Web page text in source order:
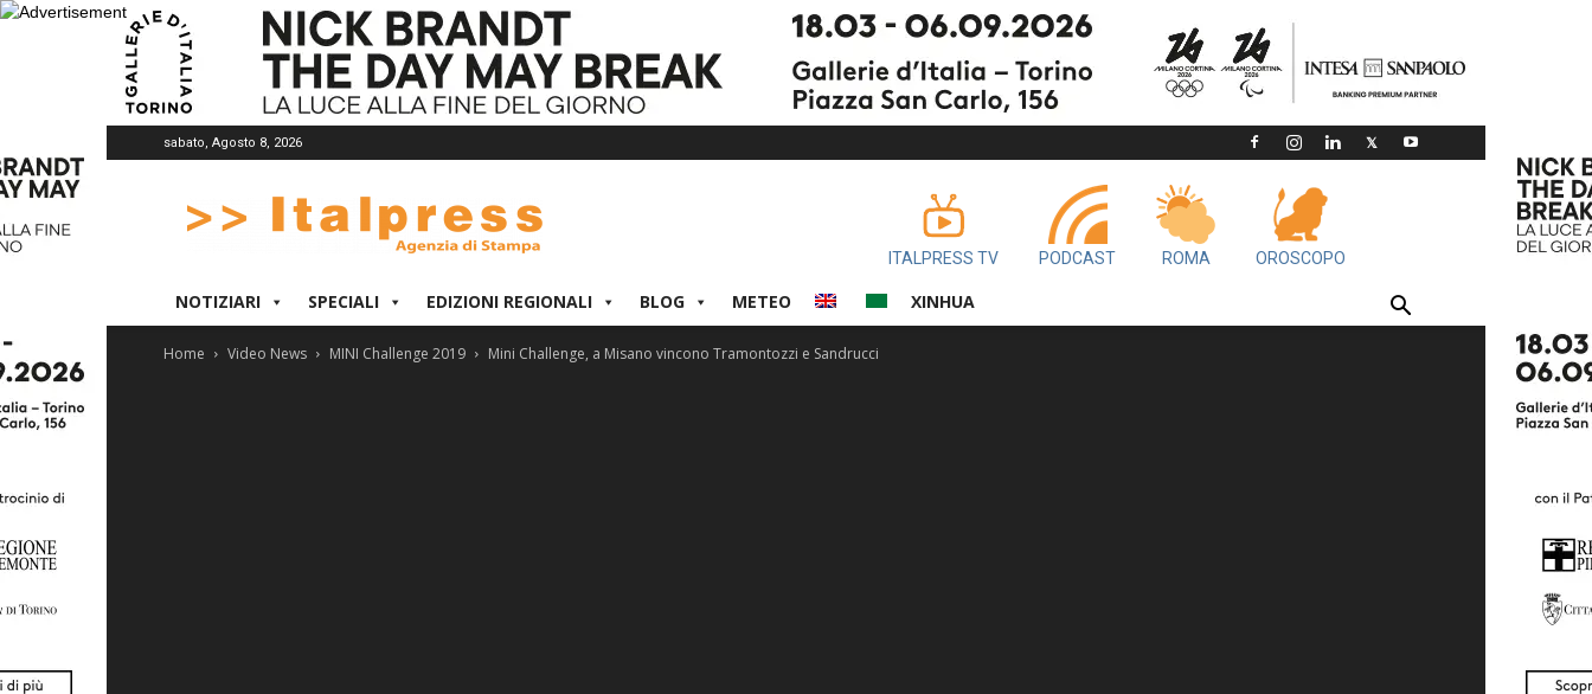
sabato, Agosto 8, 2026
ITALPRESS TV PODCAST ROMA OROSCOPO
NOTIZIARI SPECIALI EDIZIONI REGIONALI BLOG METEO XINHUA
Home Video News MINI Challenge 2019 Mini Challenge, a Misano vincono Tramontozzi e Sandrucci